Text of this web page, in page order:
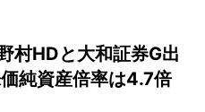
村HDと大和証券G出
純資産倍率は4.7倍